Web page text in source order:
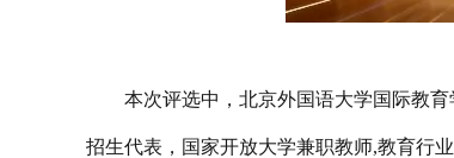
本次评选中，北京外国语大学国际教
招生代表，国家开放大学兼职教师,教育行